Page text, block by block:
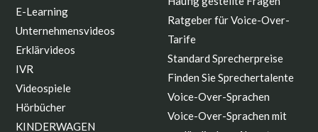
E-Learning
Unternehmensvideos
Erklärvideos
IVR
Videospiele
Hörbücher
KINDERWAGEN
Ratgeber für Voice-Over-
Tarife
Standard Sprecherpreise
Finden Sie Sprechertalente
Voice-Over-Sprachen
Voice-Over-Sprachen mit